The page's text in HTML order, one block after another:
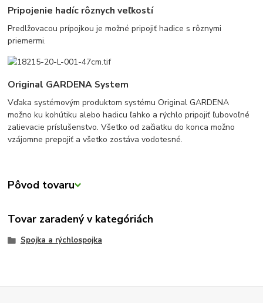
Pripojenie hadíc rôznych veľkostí
Predlžovacou prípojkou je možné pripojiť hadice s rôznymi
priemermi.
Original GARDENA System
Vďaka systémovým produktom systému Original GARDENA
možno ku kohútiku alebo hadicu ľahko a rýchlo pripojiť ľubovoľné
zalievacie príslušenstvo. Všetko od začiatku do konca možno
vzájomne prepojiť a všetko zostáva vodotesné.
Pôvod tovaru
Tovar zaradený v kategóriách
Spojka a rýchlospojka